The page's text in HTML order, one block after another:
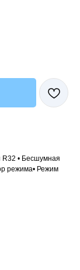
R32 • Бесшумная
режима• Режим